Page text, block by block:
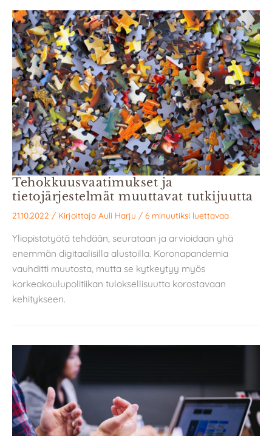
Tehokkuusvaatimukset ja
tietojärjestelmät muuttavat tutkijuutta
21.10.2022 / Kirjoittaja Auli Harju / 6 minuutiksi luettavaa
Yliopistotyötä tehdään, seurataan ja arvioidaan yhä
enemmän digitaalisilla alustoilla. Koronapandemia
vauhditti muutosta, mutta se kytkeytyy myös
korkeakoulupolitiikan tuloksellisuutta korostavaan
kehitykseen.